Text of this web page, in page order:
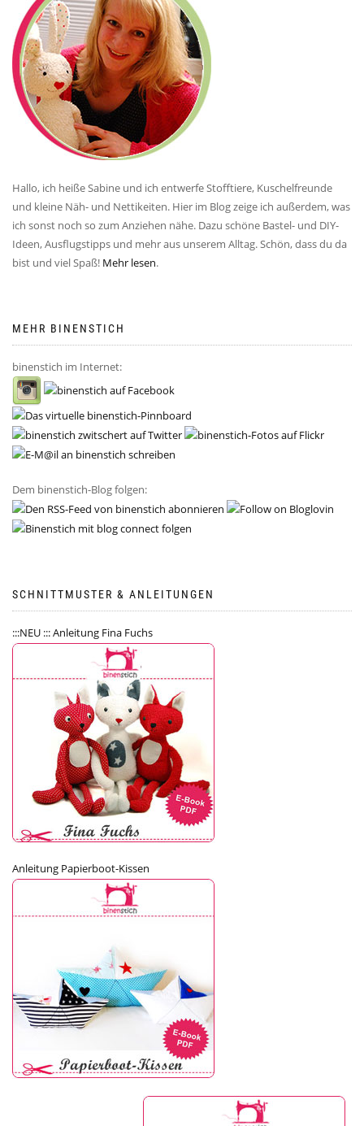
Hallo, ich heiße Sabine und ich entwerfe Stofftiere, Kuschelfreunde
und kleine Näh- und Nettikeiten. Hier im Blog zeige ich außerdem, was
ich sonst noch so zum Anziehen nähe. Dazu schöne Bastel- und DIY-
Ideen, Ausflugstipps und mehr aus unserem Alltag. Schön, dass du da
bist und viel Spaß! Mehr lesen.
MEHR BINENSTICH
binenstich im Internet:
Dem binenstich-Blog folgen:
SCHNITTMUSTER & ANLEITUNGEN
:::NEU ::: Anleitung Fina Fuchs
Anleitung Papierboot-Kissen